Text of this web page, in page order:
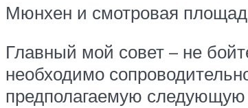
Мюнхен и смотровая
Главный мой совет – не
необходимо
предполагаемую следующую